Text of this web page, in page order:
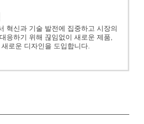
혁신과 기술 발전에 집중하고 시장의
응하기 위해 끊임없이 새로운 제품,
로운 디자인을 도입합니다.